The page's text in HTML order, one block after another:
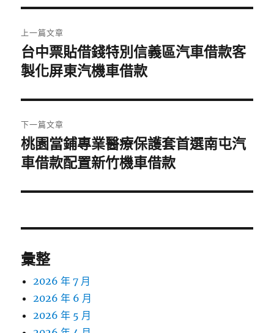
章
導
覽
上一篇文章
上
一
文
章:
台中票貼借錢特別信義區汽車借款客
製化屏東汽機車借款
下一篇文章
下
一
文
桃園當鋪專業醫療保護套首選南屯汽
車借款配置新竹機車借款
彙整
2026 年 7 月
2026 年 6 月
2026 年 5 月